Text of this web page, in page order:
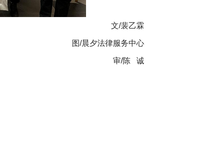
文/裴乙霖
图/晨夕法律服务中心
审/陈 诚